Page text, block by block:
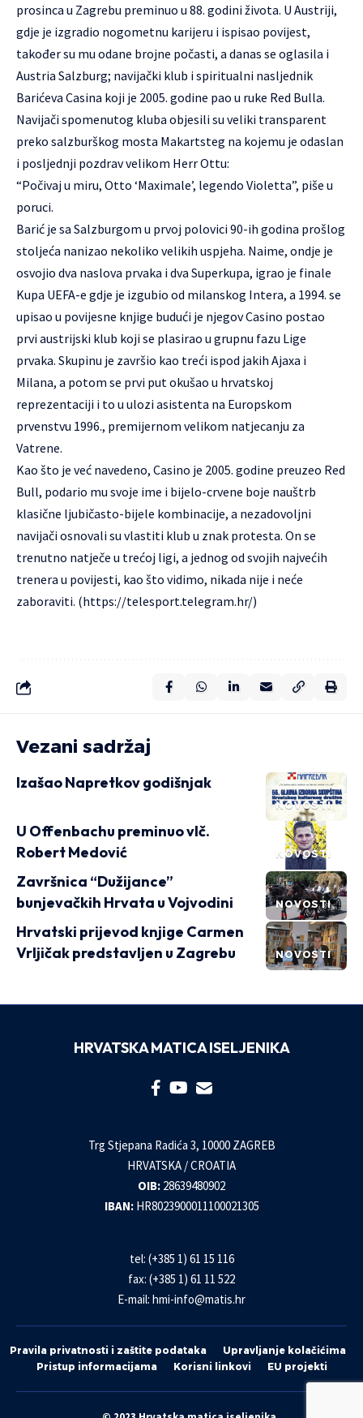
prosinca u Zagrebu preminuo u 88. godini života. U Austriji,
gdje je izgradio nogometnu karijeru i ispisao povijest,
također su mu odane brojne počasti, a danas se oglasila i
Austria Salzburg; navijački klub i spiritualni nasljednik
Barićeva Casina koji je 2005. godine pao u ruke Red Bulla.
Navijači spomenutog kluba objesili su veliki transparent
preko salzburškog mosta Makartsteg na kojemu je odaslan
i posljednji pozdrav velikom Herr Ottu:
“Počivaj u miru, Otto ‘Maximale’, legendo Violetta”, piše u
poruci.
Barić je sa Salzburgom u prvoj polovici 90-ih godina prošlog
stoljeća nanizao nekoliko velikih uspjeha. Naime, ondje je
osvojio dva naslova prvaka i dva Superkupa, igrao je finale
Kupa UEFA-e gdje je izgubio od milanskog Intera, a 1994. se
upisao u povijesne knjige budući je njegov Casino postao
prvi austrijski klub koji se plasirao u grupnu fazu Lige
prvaka. Skupinu je završio kao treći ispod jakih Ajaxa i
Milana, a potom se prvi put okušao u hrvatskoj
reprezentaciji i to u ulozi asistenta na Europskom
prvenstvu 1996., premijernom velikom natjecanju za
Vatrene.
Kao što je već navedeno, Casino je 2005. godine preuzeo Red
Bull, podario mu svoje ime i bijelo-crvene boje nauštrb
klasične ljubičasto-bijele kombinacije, a nezadovoljni
navijači osnovali su vlastiti klub u znak protesta. On se
trenutno natječe u trećoj ligi, a jednog od svojih najvećih
trenera u povijesti, kao što vidimo, nikada nije i neće
zaboraviti. (https://telesport.telegram.hr/)
Vezani sadržaj
NOVOSTI
Izašao Napretkov godišnjak
NOVOSTI
U Offenbachu preminuo vlč.
Robert Medović
NOVOSTI
Završnica “Dužijance”
bunjevačkih Hrvata u Vojvodini
NOVOSTI
Hrvatski prijevod knjige Carmen
Vrljičak predstavljen u Zagrebu
HRVATSKA MATICA ISELJENIKA
Trg Stjepana Radića 3, 10000 ZAGREB
HRVATSKA / CROATIA
OIB: 28639480902
IBAN: HR8023900011100021305
tel: (+385 1) 61 15 116
fax: (+385 1) 61 11 522
E-mail: hmi-info@matis.hr
Pravila privatnosti i zaštite podataka
Upravljanje kolačićima
Pristup informacijama
Korisni linkovi EU projekti